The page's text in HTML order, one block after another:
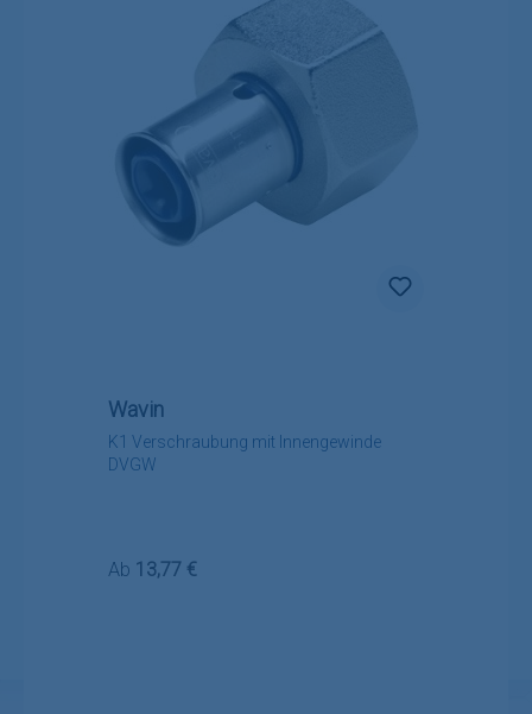
K1 Verschraubung mit Innengewinde
DVGW
Wavin
Regulärer Preis:
Ab 13,77 €